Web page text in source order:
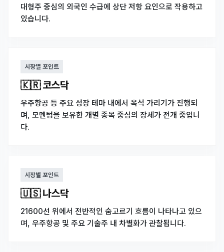
대형주 중심의 외국인 수급에 상단 저항 요인으로 작용하고
있습니다.
시장별 포인트
🇰🇷 코스닥
우주항공 등 주요 성장 테마 내에서 옥석 가리기가 진행되
며, 모멘텀을 보유한 개별 종목 중심의 장세가 전개 중입니
다.
시장별 포인트
🇺🇸 나스닥
21600선 위에서 전반적인 숨고르기 흐름이 나타나고 있으
며, 우주항공 및 주요 기술주 내 차별화가 관찰됩니다.